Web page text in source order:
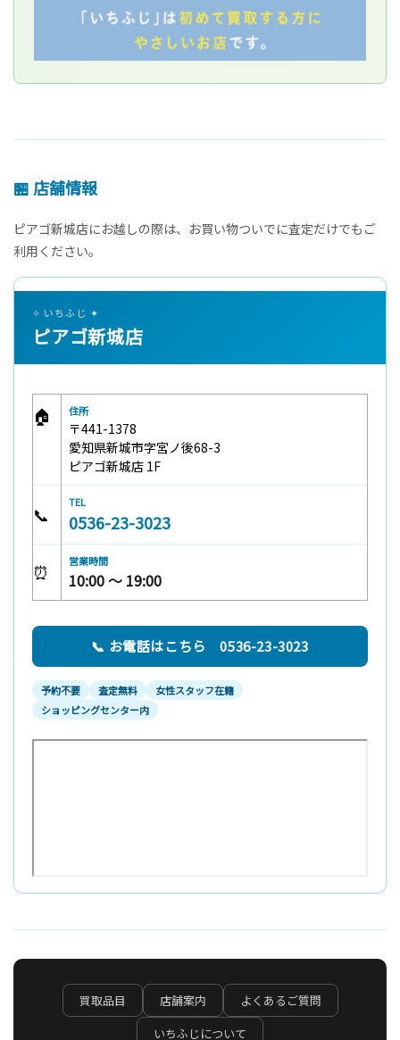
🏪 店舗情報
ピアゴ新城店にお越しの際は、お買い物ついでに査定だけでもご
利用ください。
✧ いちふじ ✦
ピアゴ新城店
🏠 住所
〒441-1378
愛知県新城市字宮ノ後68-3
ピアゴ新城店 1F
📞
TEL
0536-23-3023
⏰ 営業時間
10:00 〜 19:00
📞 お電話はこちら 0536-23-3023
予約不要 査定無料
女性スタッフ在籍
ショッピングセンター内
買取品目 店舗案内
よくあるご質問
いちふじについて